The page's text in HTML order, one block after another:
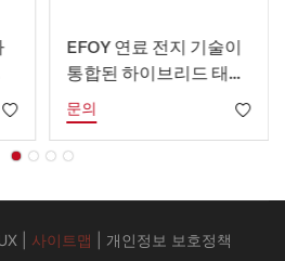
EFOY 연료 전지 기술이
통합된 하이브리드 태양
광 CCTV 트레일러
문의
| 사이트맵 개인정보 보호정책